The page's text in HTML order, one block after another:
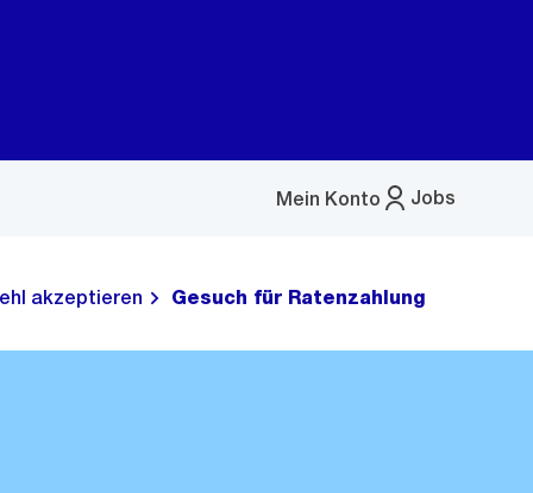
Jobs
Mein Konto
Menü
akzeptieren Gesuch für Ratenzahlung